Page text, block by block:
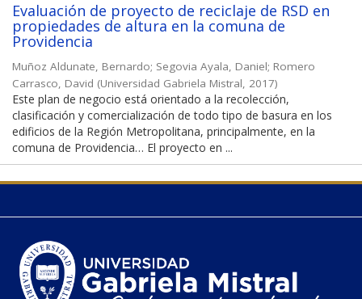
Evaluación de proyecto de reciclaje de RSD en
propiedades de altura en la comuna de
Providencia
Muñoz Aldunate, Bernardo; Segovia Ayala, Daniel; Romero
Carrasco, David (Universidad Gabriela Mistral, 2017)
Este plan de negocio está orientado a la recolección,
clasificación y comercialización de todo tipo de basura en los
edificios de la Región Metropolitana, principalmente, en la
comuna de Providencia… El proyecto en ...